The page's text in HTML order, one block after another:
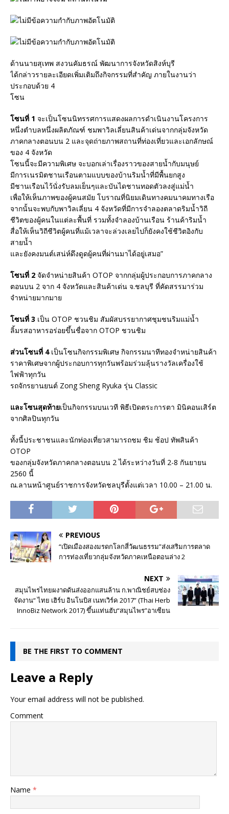
ด้านนายสุเทพ สงวนคัมธรณ์ พัฒนาการจังหวัดสิงห์บุรี
ได้กล่าวรายละเอียดเพิ่มเติมถึงกิจกรรมที่สำคัญ ภายในงานว่า
ประกอบด้วย 4
โซน
โซนที่ 1 จะเป็นโซนนิทรรศการแสดงผลการดำเนินงานโครงการ
หนึ่งตำบลหนึ่งผลิตภัณฑ์ ชมพาวิลเลี่ยนสินค้าเด่นจากกลุ่มจังหวัด
ภาคกลางตอนบน 2 และจุดถ่ายภาพสถานที่ท่องเที่ยวและเอกลักษณ์
ของ 4 จังหวัด
โซนนี้จะมีความพิเศษ จะบอกเล่าเรื่องราวของสายน้ำกับมนุษย์
มีการเนรมิตชานเรือนตามแบบของบ้านริมน้ำที่มีพื้นยกสูง
มีชานเรือนไว้นั่งรับลมเย็นๆและบันไดชานทอดตัวลงสู่แม่น้ำ
เพื่อให้เห็นภาพของผู้คนสมัย โบราณที่นิยมเดินทางคมนาคมทางเรือ
จากนั้นจะพบกับพาวิลเลี่ยน 4 จังหวัดที่มีการจำลองตลาดริมน้ำวิถี
ชีวิตของผู้คนในแต่ละพื้นที่ รวมทั้งจำลองบ้านเรือน ร้านค้าริมน้ำ
สื่อให้เห็นวิถีชีวิตผู้คนที่แม้เวลาจะล่วงเลยไปก็ยังคงใช้ชีวิตอิงกับ
สายน้ำ
และยังคงมนต์เสน่ห์ดึงดูดผู้คนที่ผ่านมาได้อยู่เสมอ”
โซนที่ 2 จัดจำหน่ายสินค้า OTOP จากกลุ่มผู้ประกอบการภาคกลาง
ตอนบน 2 จาก 4 จังหวัดและสินค้าเด่น จ.ชลบุรี ที่คัดสรรมาร่วม
จำหน่ายมากมาย
โซนที่ 3 เป็น OTOP ชวนชิม สัมผัสบรรยากาศชุมชนริมแม่น้ำ
ลิ้มรสอาหารอร่อยขึ้นชื่อจาก OTOP ชวนชิม
ส่วนโซนที่ 4เป็นโซนกิจกรรมพิเศษ กิจกรรมนาทีทองจำหน่ายสินค้า
ราคาพิเศษจากผู้ประกอบการทุกวันพร้อมร่วมลุ้นรางวัลเครื่องใช้
ไฟฟ้าทุกวัน
รถจักรยานยนต์ Zong Sheng Ryuka รุ่น Classic
และโซนสุดท้ายเป็นกิจกรรมบนเวที พิธีเปิดตระการตา มินิคอนเสิร์ต
จากศิลปินทุกวัน
ทั้งนี้ประชาชนและนักท่องเที่ยวสามารถชม ชิม ช้อป ทัพสินค้า
OTOP
ของกลุ่มจังหวัดภาคกลางตอนบน 2 ได้ระหว่างวันที่ 2-8 กันยายน
2560 นี้
ณ.ลานหน้าศูนย์ราชการจังหวัดชลบุรีตั้งแต่เวลา 10.00 – 21.00 น.
PREVIOUS
“เปิดเมืองสองมรดกโลกสี่วัฒนธรรม”ส่งเสริมการตลาด
การท่องเที่ยวกลุ่มจังหวัดภาคเหนือตอนล่าง 2
NEXT
สมุนไพรไทยผงาดดันส่งออกแสนล้าน ก.พาณิชย์สบช่อง
จัดงาน“ ไทย เฮิร์บ อินโนบิส เนทเวิร์ค 2017” (Thai Herb
InnoBiz Network 2017) ขึ้นแท่นฮับ“สมุนไพร”อาเซียน
BE THE FIRST TO COMMENT
Leave a Reply
Your email address will not be published.
Comment
Name *